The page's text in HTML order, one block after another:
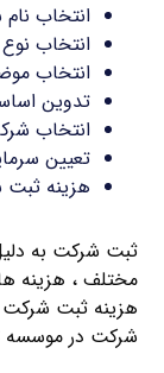
انتخاب
انتخاب
انتخاب
تدوین
انتخاب
تعیین
هزینه
ثبت شرکت به
مختلف ، هزینه
هزینه ثبت
شرکت در موسسه